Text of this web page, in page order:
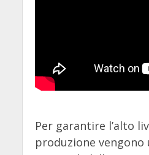
Per garantire l’alto
produzione